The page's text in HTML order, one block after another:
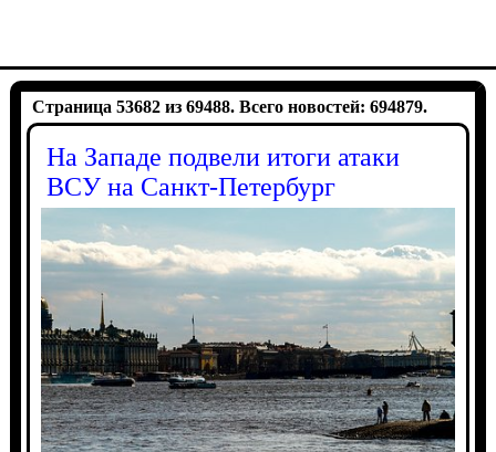
Страница 53682 из 69488. Всего новостей: 694879.
На Западе подвели итоги атаки
ВСУ на Санкт-Петербург